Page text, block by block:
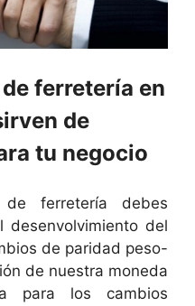
ferretería en
de
tu negocio
ferretería debes
desenvolvimiento del
de paridad peso-
de nuestra moneda
para los cambios